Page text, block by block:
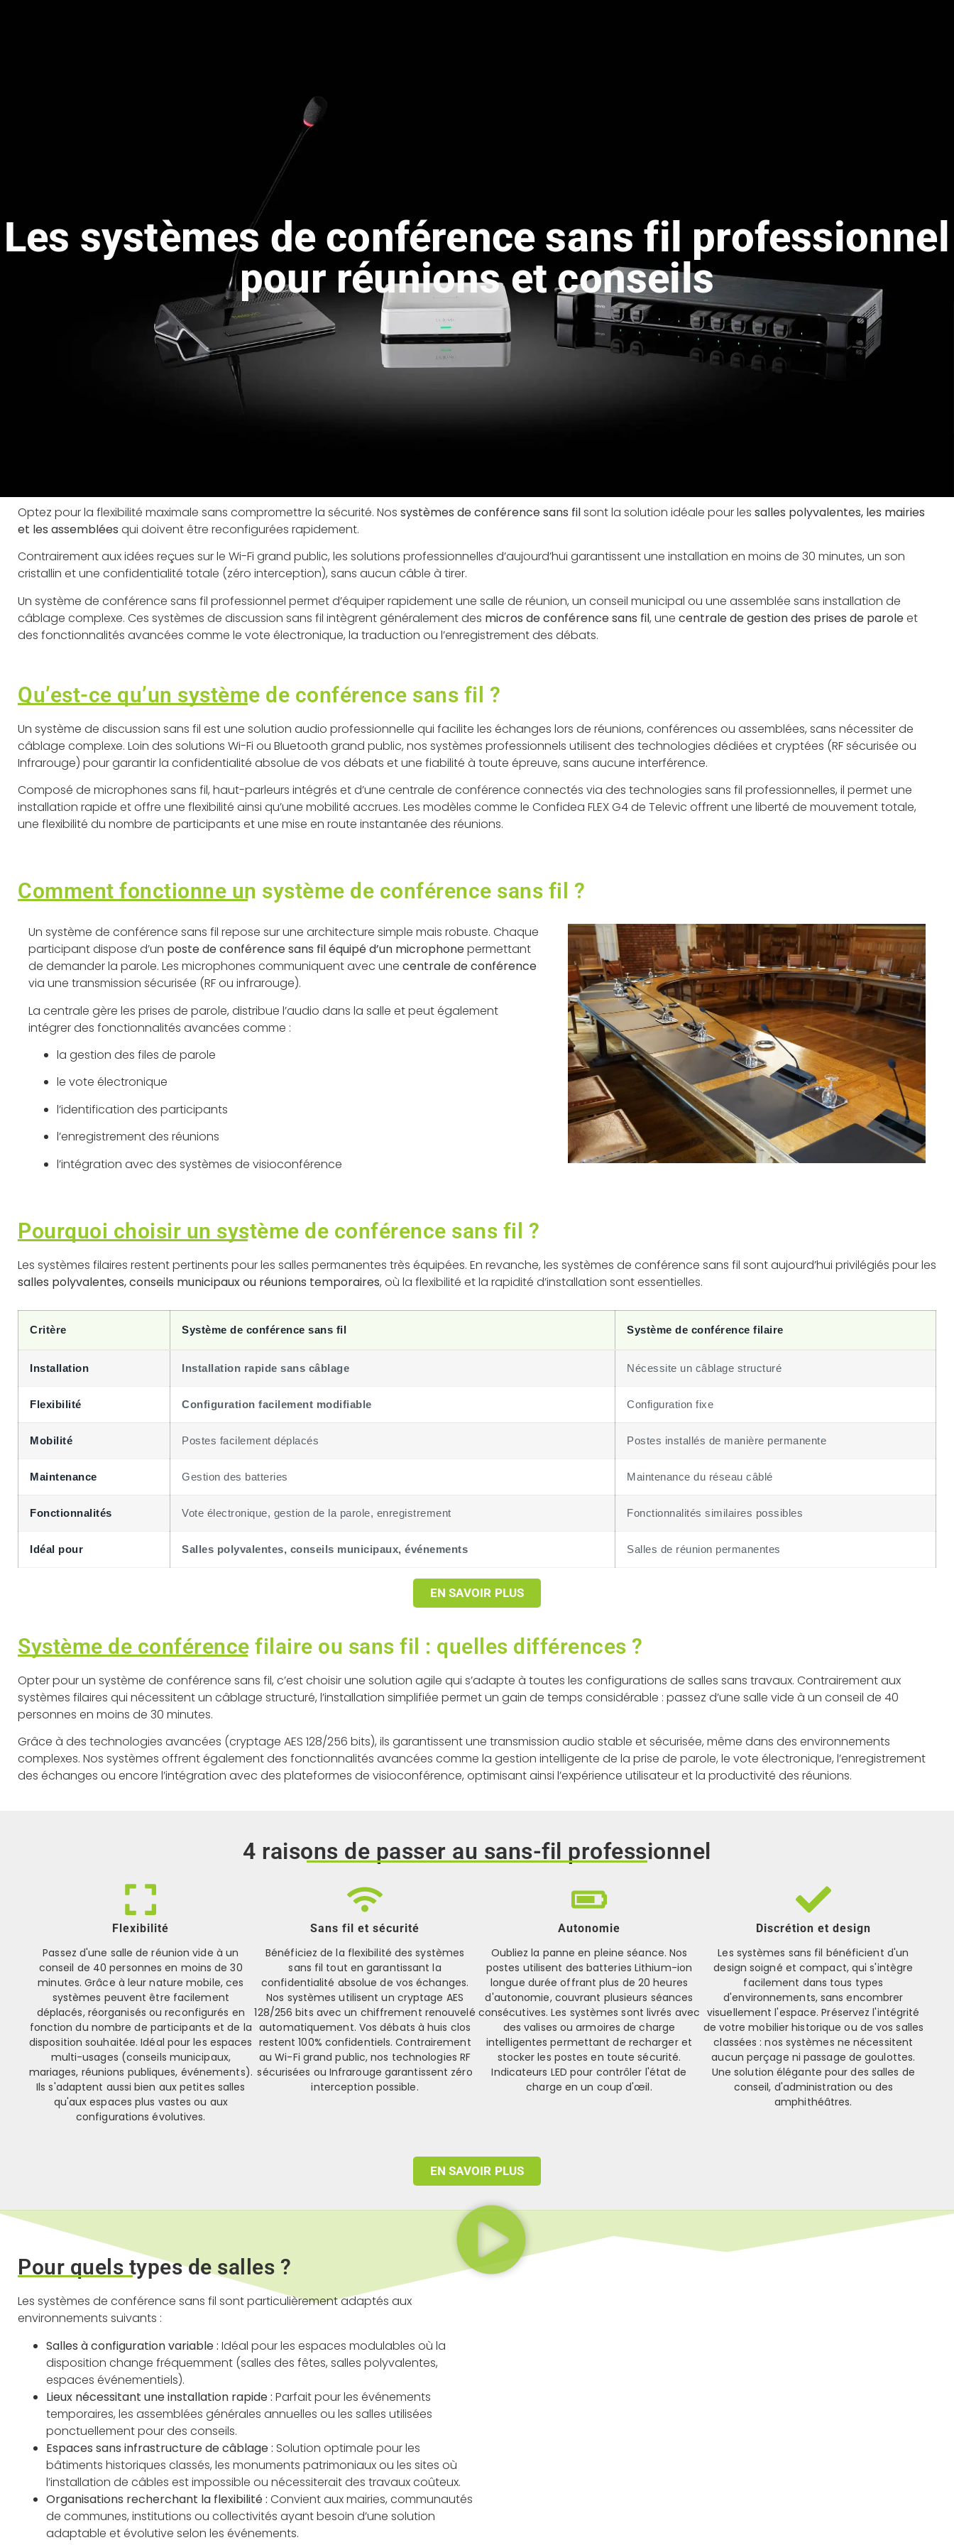
Les systèmes de conférence sans fil professionnel
pour réunions et conseils
Optez pour la flexibilité maximale sans compromettre la sécurité. Nos systèmes de conférence sans filsont la solution idéale pour les salles polyvalentes, les mairies
et les assemblées qui doivent être reconfigurées rapidement.
Contrairement aux idées reçues sur le Wi-Fi grand public, les solutions professionnelles d’aujourd’hui garantissent une installation en moins de 30 minutes, un son
cristallin et une confidentialité totale (zéro interception), sans aucun câble à tirer.
Un système de conférence sans fil professionnel permet d’équiper rapidement une salle de réunion, un conseil municipal ou une assemblée sans installation de
câblage complexe. Ces systèmes de discussion sans fil intègrent généralement des micros de conférence sans fil, une centrale de gestion des prises de paroleet
des fonctionnalités avancées comme le vote électronique, la traduction ou l’enregistrement des débats.
Qu’est-ce qu’un système de conférence sans fil ?
Un système de discussion sans fil est une solution audio professionnelle qui facilite les échanges lors de réunions, conférences ou assemblées, sans nécessiter de
câblage complexe. Loin des solutions Wi-Fi ou Bluetooth grand public, nos systèmes professionnels utilisent des technologies dédiées et cryptées (RF sécurisée ou
Infrarouge) pour garantir la confidentialité absolue de vos débats et une fiabilité à toute épreuve, sans aucune interférence.
Composé de microphones sans fil, haut-parleurs intégrés et d’une centrale de conférence connectés via des technologies sans fil professionnelles, il permet une
installation rapide et offre une flexibilité ainsi qu’une mobilité accrues. Les modèles comme le Confidea FLEX G4 de Televic offrent une liberté de mouvement totale,
une flexibilité du nombre de participants et une mise en route instantanée des réunions.
Comment fonctionne un système de conférence sans fil ?
Un système de conférence sans fil repose sur une architecture simple mais robuste. Chaque
participant dispose d’un poste de conférence sans fil équipé d’un microphonepermettant
de demander la parole. Les microphones communiquent avec une centrale de conférence
via une transmission sécurisée (RF ou infrarouge).
La centrale gère les prises de parole, distribue l’audio dans la salle et peut également
intégrer des fonctionnalités avancées comme :
la gestion des files de parole
le vote électronique
l’identification des participants
l’enregistrement des réunions
l’intégration avec des systèmes de visioconférence
Pourquoi choisir un système de conférence sans fil ?
Les systèmes filaires restent pertinents pour les salles permanentes très équipées. En revanche, les systèmes de conférence sans fil sont aujourd’hui privilégiés pour les
salles polyvalentes, conseils municipaux ou réunions temporaires, où la flexibilité et la rapidité d’installation sont essentielles.
Critère Système de conférence sans fil Système de conférence filaire
Installation Installation rapide sans câblage Nécessite un câblage structuré
Flexibilité Configuration facilement modifiable Configuration fixe
Mobilité Postes facilement déplacés Postes installés de manière permanente
Maintenance Gestion des batteries Maintenance du réseau câblé
Fonctionnalités Vote électronique, gestion de la parole, enregistrement Fonctionnalités similaires possibles
Idéal pour Salles polyvalentes, conseils municipaux, événements Salles de réunion permanentes
EN SAVOIR PLUS
Système de conférence filaire ou sans fil : quelles différences ?
Opter pour un système de conférence sans fil, c’est choisir une solution agile qui s’adapte à toutes les configurations de salles sans travaux. Contrairement aux
systèmes filaires qui nécessitent un câblage structuré, l’installation simplifiée permet un gain de temps considérable : passez d’une salle vide à un conseil de 40
personnes en moins de 30 minutes.
Grâce à des technologies avancées (cryptage AES 128/256 bits), ils garantissent une transmission audio stable et sécurisée, même dans des environnements
complexes. Nos systèmes offrent également des fonctionnalités avancées comme la gestion intelligente de la prise de parole, le vote électronique, l’enregistrement
des échanges ou encore l’intégration avec des plateformes de visioconférence, optimisant ainsi l’expérience utilisateur et la productivité des réunions.
4 raisons de passer au sans-fil professionnel
Flexibilité
Passez d'une salle de réunion vide à un
conseil de 40 personnes en moins de 30
minutes. Grâce à leur nature mobile, ces
systèmes peuvent être facilement
déplacés, réorganisés ou reconfigurés en
fonction du nombre de participants et de la
disposition souhaitée. Idéal pour les espaces
multi-usages (conseils municipaux,
mariages, réunions publiques, événements).
Ils s'adaptent aussi bien aux petites salles
qu'aux espaces plus vastes ou aux
configurations évolutives.
Sans fil et sécurité
Bénéficiez de la flexibilité des systèmes
sans fil tout en garantissant la
confidentialité absolue de vos échanges.
Nos systèmes utilisent un cryptage AES
128/256 bits avec un chiffrement renouvelé
automatiquement. Vos débats à huis clos
restent 100% confidentiels. Contrairement
au Wi-Fi grand public, nos technologies RF
sécurisées ou Infrarouge garantissent zéro
interception possible.
Autonomie
Oubliez la panne en pleine séance. Nos
postes utilisent des batteries Lithium-ion
longue durée offrant plus de 20 heures
d'autonomie, couvrant plusieurs séances
consécutives. Les systèmes sont livrés avec
des valises ou armoires de charge
intelligentes permettant de recharger et
stocker les postes en toute sécurité.
Indicateurs LED pour contrôler l'état de
charge en un coup d'œil.
Discrétion et design
Les systèmes sans fil bénéficient d'un
design soigné et compact, qui s'intègre
facilement dans tous types
d'environnements, sans encombrer
visuellement l'espace. Préservez l'intégrité
de votre mobilier historique ou de vos salles
classées : nos systèmes ne nécessitent
aucun perçage ni passage de goulottes.
Une solution élégante pour des salles de
conseil, d'administration ou des
amphithéâtres.
EN SAVOIR PLUS
Pour quels types de salles ?
Les systèmes de conférence sans fil sont particulièrement adaptés aux
environnements suivants :
Salles à configuration variable : Idéal pour les espaces modulables où la
disposition change fréquemment (salles des fêtes, salles polyvalentes,
espaces événementiels).
Lieux nécessitant une installation rapide : Parfait pour les événements
temporaires, les assemblées générales annuelles ou les salles utilisées
ponctuellement pour des conseils.
Espaces sans infrastructure de câblage : Solution optimale pour les
bâtiments historiques classés, les monuments patrimoniaux ou les sites où
l’installation de câbles est impossible ou nécessiterait des travaux coûteux.
Organisations recherchant la flexibilité : Convient aux mairies, communautés
de communes, institutions ou collectivités ayant besoin d’une solution
adaptable et évolutive selon les événements.